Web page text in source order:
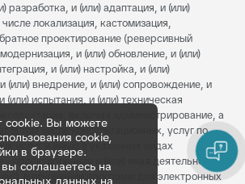
разработка, и (или) адаптация, и (или)
локализация, кастомизация,
проектирование (реверсивный
и (или) обновление, и (или)
и (или) настройка, и (или)
(или) внедрение, и (или) сопровождение, и
(или) испытания, и (или) техническая
включая администрирование, а
(в том числе консультационных, услуг по
услуг и иных) в указанных видах
- проектирование и (или) иная деятельность,
в отношении программ для электронных
cookie. Вы можете
cookie,
в браузере.
соглашаетесь на
данных на